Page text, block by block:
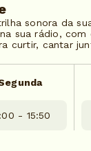
sonora da
sua rádio,
curtir, cantar
- 15:50